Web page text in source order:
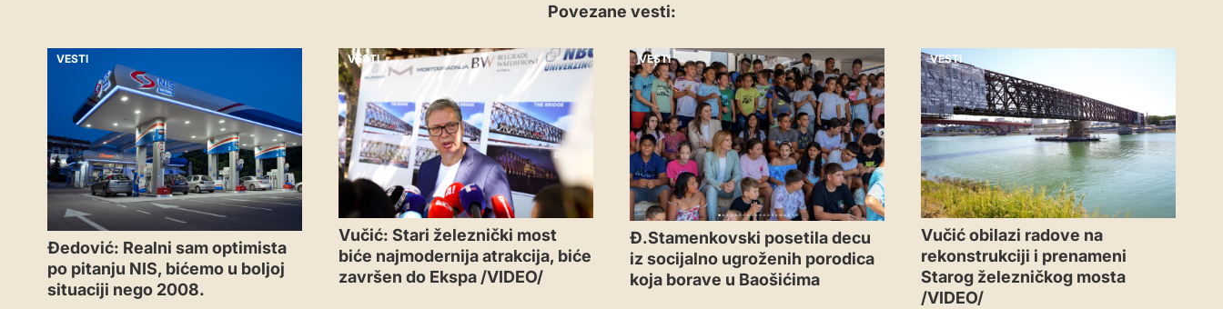
Povezane vesti:
VESTI
Đedović: Realni sam optimista
po pitanju NIS, bićemo u boljoj
situaciji nego 2008.
VESTI
Vučić: Stari železnički most
biće najmodernija atrakcija, biće
završen do Ekspa /VIDEO/
VESTI
Đ.Stamenkovski posetila decu
iz socijalno ugroženih porodica
koja borave u Baošićima
VESTI
Vučić obilazi radove na
rekonstrukciji i prenameni
Starog železničkog mosta
/VIDEO/